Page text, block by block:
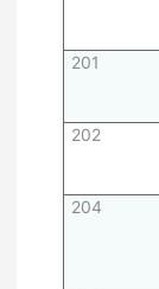
201
202
204